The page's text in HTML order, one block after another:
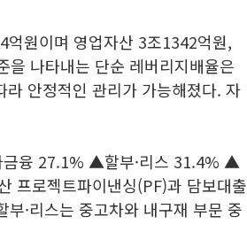
원이며 영업자산 3조1342억원,
나타내는 단순 레버리지배율은
안정적인 관리가 가능해졌다. 자
융 27.1% ▲할부·리스 31.4% ▲
프로젝트파이낸싱(PF)과 담보대출
·리스는 중고차와 내구재 부문 중